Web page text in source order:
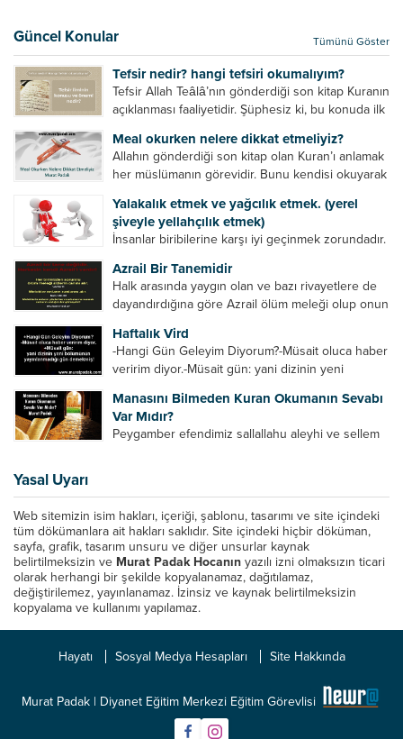
kurtulur. Ağaçlar onun zulmünden kurtulur....
Güncel Konular Tümünü Göster
Tefsir nedir? hangi tefsiri okumalıyım?
Tefsir Allah Teâlâ’nın gönderdiği son kitap Kuranın
açıklanması faaliyetidir. Şüphesiz ki, bu konuda ilk
ayetleri peygamber efendimize soruyor. O da
bunları izah ediyor/tefsir ediyordu. “Biz sana...
Meal okurken nelere dikkat etmeliyiz?
Allahın gönderdiği son kitap olan Kuran’ı anlamak
her müslümanın görevidir. Bunu kendisi okuyarak
yollarla anlamaya çalışmalıdır. Meal nedir? Arapça
bir kelime olan meal;...
Yalakalık etmek ve yağcılık etmek. (yerel
şiveyle yellahçılık etmek)
İnsanlar biribilerine karşı iyi geçinmek zorundadır.
makam gücü, nesep gücü, maddi güç, fiziki güç)
diğer insanları ezebiliyor. Normal şartlarda elinde
bu güçler...
Azrail Bir Tanemidir
Halk arasında yaygın olan ve bazı rivayetlere de
dayandırdığına göre Azrail ölüm meleği olup onun
Azrail tek başına aynı anda binlerce insanın
canını...
Haftalık Vird
-Hangi Gün Geleyim Diyorum?-Müsait oluca haber
veririm diyor.-Müsait gün: yani dizinin yeni
efendinin Haftalık Virdi HAFTALIK VİRD Pazartesi
Günü Hangi VİRD var?20:00 Star TV –...
Manasını Bilmeden Kuran Okumanın Sevabı
Var Mıdır?
Peygamber efendimiz sallallahu aleyhi ve sellem
Yasal Uyarı
Web sitemizin isim hakları, içeriği, şablonu, tasarımı ve site içindeki
tüm dökümanlara ait hakları saklıdır. Site içindeki hiçbir döküman,
sayfa, grafik, tasarım unsuru ve diğer unsurlar kaynak
belirtilmeksizin ve Murat Padak Hocanın yazılı izni olmaksızın ticari
olarak herhangi bir şekilde kopyalanamaz, dağıtılamaz,
değiştirilemez, yayınlanamaz. İzinsiz ve kaynak belirtilmeksizin
kopyalama ve kullanımı yapılamaz.
Hayatı Sosyal Medya Hesapları Site Hakkında
Murat Padak | Diyanet Eğitim Merkezi Eğitim Görevlisi